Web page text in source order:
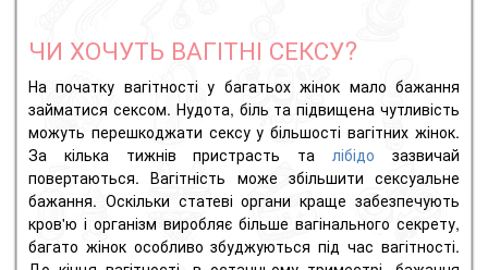
ЧИ ХОЧУТЬ ВАГІТНІ СЕКСУ?
На початку вагітності у багатьох жінок мало бажання
займатися сексом. Нудота, біль та підвищена чутливість
можуть перешкоджати сексу у більшості вагітних жінок.
За кілька тижнів пристрасть талібідо зазвичай
повертаються. Вагітність може збільшити сексуальне
бажання. Оскільки статеві органи краще забезпечують
кров'ю і організм виробляє більше вагінального секрету,
багато жінок особливо збуджуються під час вагітності.